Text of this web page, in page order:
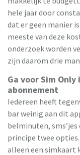
hele jaar door
dat er geen manier
meeste van deze
onderzoek worden
zijn daarom drie
Ga voor Sim
abonnement
Iedereen heeft
bar weinig aan dit
belminuten, sms’jes
principe twee
alleen een simkaart